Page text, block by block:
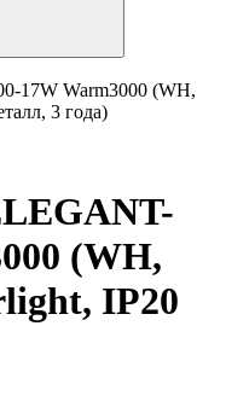
17W Warm3000 (WH,
3 года)
(WH,
IP20